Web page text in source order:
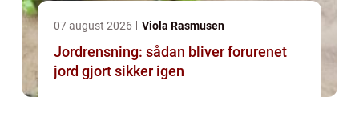
07 august 2026 Viola Rasmusen
Jordrensning: sådan bliver forurenet
jord gjort sikker igen